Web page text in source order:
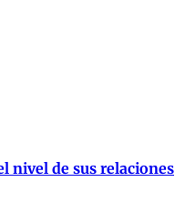
nivel de sus relaciones